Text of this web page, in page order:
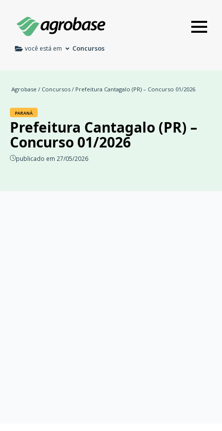
você está em Concursos
Agrobase / Concursos / Prefeitura Cantagalo (PR) – Concurso 01/2026
PARANÁ
Prefeitura Cantagalo (PR) –
Concurso 01/2026
publicado em 27/05/2026